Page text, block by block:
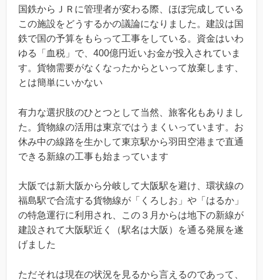
国鉄からＪＲに管理者が変わる際、ほぼ完成している
この施設をどうするかの議論になりました。建設は国
鉄で国の予算をもらって工事をしている。資金はいわ
ゆる「血税」で、400億円近いお金が投入されていま
す。貨物需要がなくなったからといって放棄します、
とは簡単にいかない
有力な選択肢のひとつとして当然、旅客化もありまし
た。貨物線の活用は東京ではうまくいっています。お
休み中の線路を生かして東京駅から羽田空港まで直通
できる新線の工事も始まっています
大阪では新大阪から分岐して大阪駅を避け、環状線の
福島駅で合流する貨物線が「くろしお」や「はるか」
の特急運行に利用され、この３月からは地下の新線が
建設されて大阪駅近く（駅名は大阪）を通る発展を遂
げました
ただそれは現在の状況を見るから言えるのであって、